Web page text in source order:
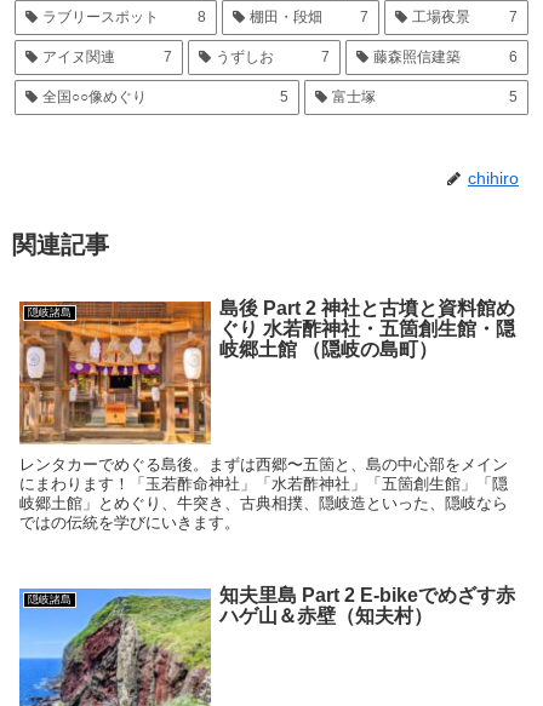
ラブリースポット 8 棚田・段畑 7 工場夜景 7
アイヌ関連 7 うずしお 7 藤森照信建築 6
全国○○像めぐり 5 富士塚 5
chihiro
関連記事
隠岐諸島
島後 Part 2 神社と古墳と資料館め
ぐり 水若酢神社・五箇創生館・隠
岐郷土館 （隠岐の島町）
レンタカーでめぐる島後。まずは西郷〜五箇と、島の中心部をメイン
にまわります！「玉若酢命神社」「水若酢神社」「五箇創生館」「隠
岐郷土館」とめぐり、牛突き、古典相撲、隠岐造といった、隠岐なら
ではの伝統を学びにいきます。
隠岐諸島
知夫里島 Part 2 E-bikeでめざす赤
ハゲ山＆赤壁（知夫村）